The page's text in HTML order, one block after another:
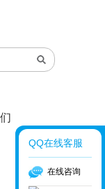
QQ在线客服
在线咨询